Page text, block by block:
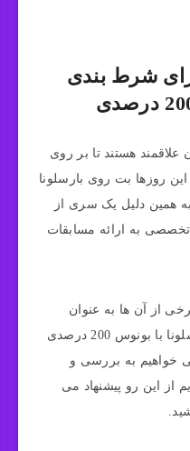
شرط بندی
علاقمند هستند تا بر روی
روزها بت روی بارسلونا
همین دلیل یک سری از
به ارائه مسابقات
از آن ها به عنوان
معتبرترین سایت شرط بندی بارسلونا با بونوس 200 درصدی
خواهیم به بررسی و
از این رو پیشنهاد می‌